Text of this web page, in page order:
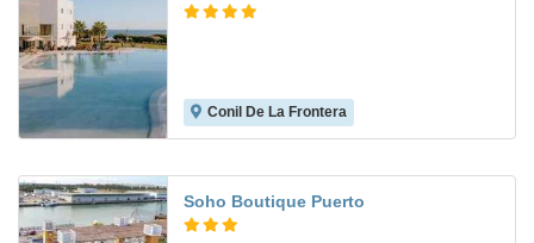
Conil De La Frontera
Soho Boutique Puerto